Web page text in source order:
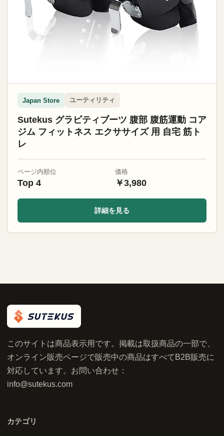
Japan Store ユーティリティ
Sutekus グラビティブーツ 腹部 腹筋運動 コア
ジム フィットネス エクササイズ 用 自宅 筋ト
レ
ページ内順位
Top 4
価格
￥3,980
詳細を見る
このサイトは商品表示用です。掲載は取扱商品の一部で、
オンライン販売ページで販売中の商品はすべてB2B販売に
対応しています。お問い合わせ：
info@sutekus.com
カテゴリ